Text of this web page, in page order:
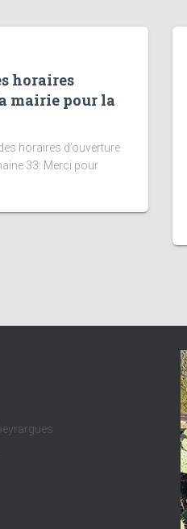
horaires
mairie pour la
horaires d’ouverture
33. Merci pour